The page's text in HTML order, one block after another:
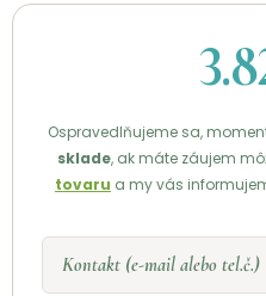
Ospravedlňujeme sa,
sklade, ak máte záujem
tovaru a my vás
Kontakt (e-mail alebo tel.č.)